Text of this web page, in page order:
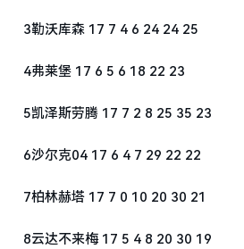
3勒沃库森 17 7 4 6 24 24 25
4弗莱堡 17 6 5 6 18 22 23
5凯泽斯劳腾 17 7 2 8 25 35 23
6沙尔克04 17 6 4 7 29 22 22
7柏林赫塔 17 7 0 10 20 30 21
8云达不来梅 17 5 4 8 20 30 19